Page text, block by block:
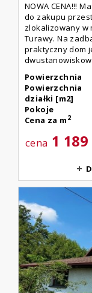
NOWA CENA!!!
do zakupu
zlokalizowany w
Turawy. Na
praktyczny dom
Powierzchnia
Powierzchnia
działki [m2]
Pokoje
Cena za m 2
cena 1 189